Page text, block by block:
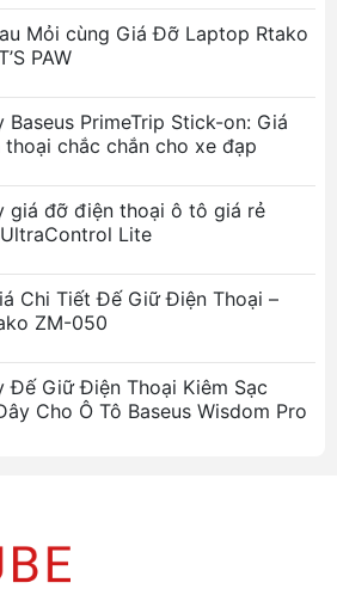
Mỏi cùng Giá Đỡ Laptop Rtako
PAW
Baseus PrimeTrip Stick-on: Giá
chắc chắn cho xe đạp
giá đỡ điện thoại ô tô giá rẻ
Lite
Chi Tiết Đế Giữ Điện Thoại –
ZM-050
Đế Giữ Điện Thoại Kiêm Sạc
Cho Ô Tô Baseus Wisdom Pro